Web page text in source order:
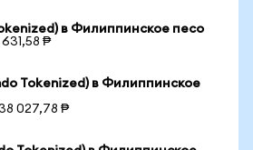
в Филиппинское песо
₱
Tokenized) в Филиппинское
027,78 ₱